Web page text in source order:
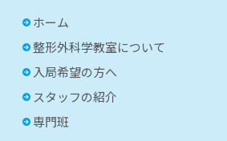
ホーム
整形外科学教室について
入局希望の方へ
スタッフの紹介
専門班